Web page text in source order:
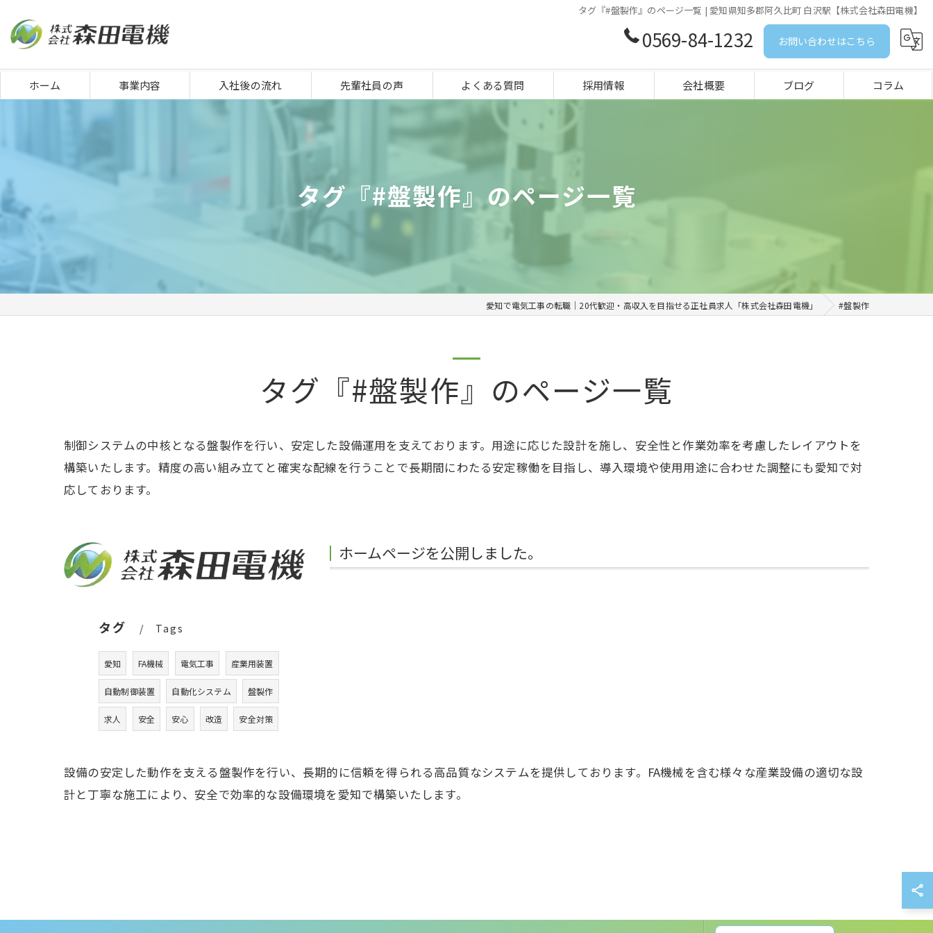
タグ『#盤製作』のページ一覧 | 愛知県知多郡阿久比町 白沢駅【株式会社森田電機】
0569-84-1232 お問い合わせはこちら
ホーム 事業内容 入社後の流れ 先輩社員の声 よくある質問 採用情報 会社概要 ブログ コラム
タグ『#盤製作』のページ一覧
愛知で電気工事の転職｜20代歓迎・高収入を目指せる正社員求人「株式会社森田電機」 #盤製作
タグ『#盤製作』のページ一覧
制御システムの中核となる盤製作を行い、安定した設備運用を支えております。用途に応じた設計を施し、安全性と作業効率を考慮したレイアウトを
構築いたします。精度の高い組み立てと確実な配線を行うことで長期間にわたる安定稼働を目指し、導入環境や使用用途に合わせた調整にも愛知で対
応しております。
ホームページを公開しました。
タグ Tags
愛知 FA機械 電気工事 産業用装置
自動制御装置 自動化システム 盤製作
求人 安全 安心 改造 安全対策
設備の安定した動作を支える盤製作を行い、長期的に信頼を得られる高品質なシステムを提供しております。FA機械を含む様々な産業設備の適切な設
計と丁寧な施工により、安全で効率的な設備環境を愛知で構築いたします。